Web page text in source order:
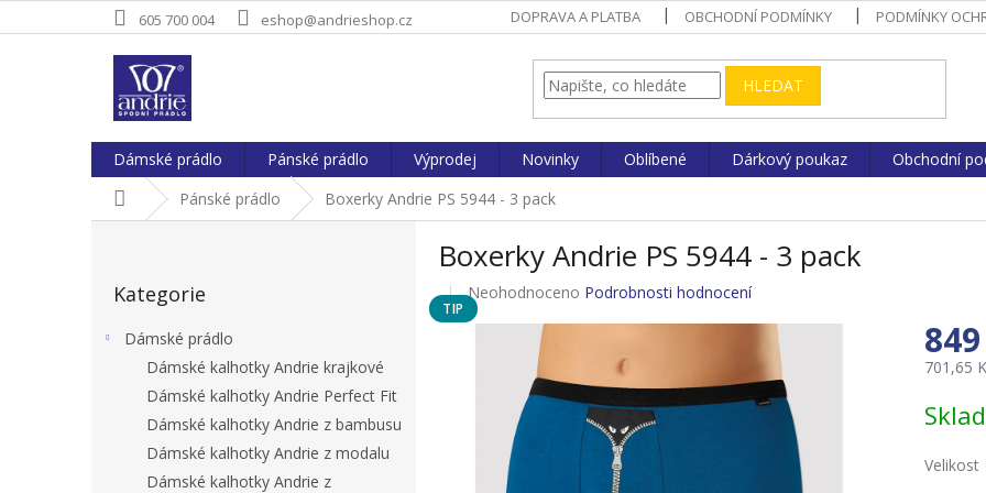
na
605 700 004 eshop@andrieshop.cz DOPRAVA A PLATBA OBCHODNÍ PODMÍNKY PODMÍNKY
HLEDAT
Dámské prádlo Pánské prádlo Výprodej Novinky Oblíbené Dárkový poukaz Obchodní
Domů Pánské prádlo Boxerky Andrie PS 5944 - 3 pack
kategorie
Kategorie
Dámské prádlo
Dámské kalhotky Andrie krajkové
Dámské kalhotky Andrie Perfect Fit
Dámské kalhotky Andrie z bambusu
Dámské kalhotky Andrie z modalu
Dámské kalhotky Andrie z
Boxerky Andrie PS 5944 - 3 pack
TIP
Průměrné
hodnocení
hvězdiček.
Neohodnoceno Podrobnosti hodnocení
701,65
cena:
Velikost